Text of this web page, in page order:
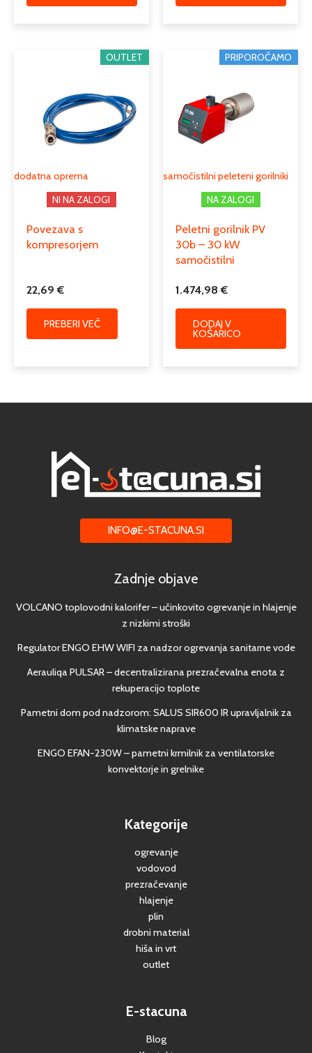
OUTLET
dodatna oprema
NI NA ZALOGI
Povezava s
kompresorjem
22,69€
PREBERI VEČ
PRIPOROČAMO
samočistilni peleteni gorilniki
NA ZALOGI
Peletni gorilnik PV
30b – 30 kW
samočistilni
1.474,98€
DODAJ V
KOŠARICO
INFO@E-STACUNA.SI
Zadnje objave
VOLCANO toplovodni kalorifer – učinkovito ogrevanje in hlajenje
z nizkimi stroški
Regulator ENGO EHW WIFI za nadzor ogrevanja sanitarne vode
Aerauliqa PULSAR – decentralizirana prezračevalna enota z
rekuperacijo toplote
Pametni dom pod nadzorom: SALUS SIR600 IR upravljalnik za
klimatske naprave
ENGO EFAN-230W – pametni krmilnik za ventilatorske
konvektorje in grelnike
Kategorije
ogrevanje
vodovod
prezračevanje
hlajenje
plin
drobni material
hiša in vrt
outlet
E-stacuna
Blog